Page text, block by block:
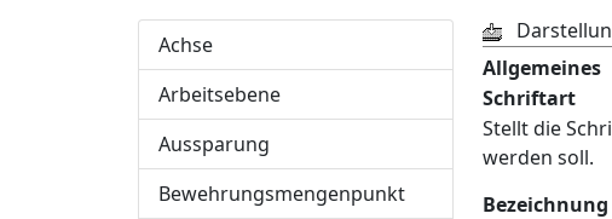
Achse
Arbeitsebene
Aussparung
Bewehrungsmengenpunkt
Allgemeines
Schriftart
Stellt die
werden soll.
Bezeichnung